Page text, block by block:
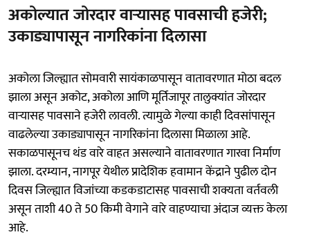
अकोल्यात जोरदार वाऱ्यासह पावसाची हजेरी;
उकाड्यापासून नागरिकांना दिलासा
अकोला जिल्ह्यात सोमवारी सायंकाळपासून वातावरणात मोठा बदल
झाला असून अकोट, अकोला आणि मूर्तिजापूर तालुक्यांत जोरदार
वाऱ्यासह पावसाने हजेरी लावली. त्यामुळे गेल्या काही दिवसांपासून
वाढलेल्या उकाड्यापासून नागरिकांना दिलासा मिळाला आहे.
सकाळपासूनच थंड वारे वाहत असल्याने वातावरणात गारवा निर्माण
झाला. दरम्यान, नागपूर येथील प्रादेशिक हवामान केंद्राने पुढील दोन
दिवस जिल्ह्यात विजांच्या कडकडाटासह पावसाची शक्यता वर्तवली
असून ताशी 40 ते 50 किमी वेगाने वारे वाहण्याचा अंदाज व्यक्त केला
आहे.